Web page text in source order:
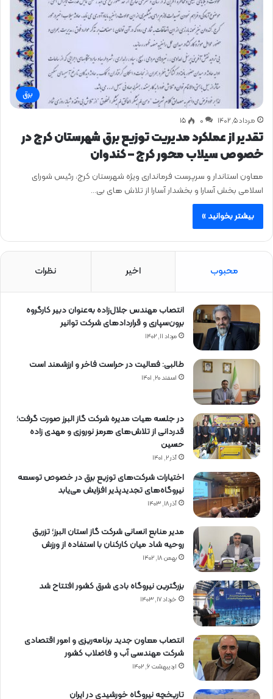
برق
مرداد ۵, ۱۴۰۲ 0 ۱۵
تقدیر از عملكرد مدیریت توزیع برق شهرستان كرج در
خصوص سیلاب محور كرج – كندوان
معاون استاندار و سرپرست فرمانداری ویژه شهرستان کرج، رئیس شورای
اسلامی بخش آسارا و بخشدار آسارا از تلاش های بی…
بیشتر بخوانید »
محبوب اخیر نظرات
انتصاب مهندس جلال‌زاده به‌عنوان دبیر كارگروه
برون‌سپاری و قراردادهای شركت توانیر
مرداد ۱۱, ۱۴۰۲
طالبی: فعالیت در حراست فاخر و ارزشمند است
اسفند ۲۰, ۱۴۰۱
در جلسه هیات مدیره شرکت گاز البرز صورت گرفت؛
قدردانی از تلاش‌های هرمز نوروزی و مهدی زاده
حسین
آذر ۲, ۱۴۰۱
اختیارات شرکت‌های توزیع برق در خصوص توسعه
نیروگاه‌های تجدیدپذیر افزایش می‌یابد
آذر ۱۸, ۱۴۰۳
مدیر منابع انسانی شرکت گاز استان البرز؛ تزریق
روحیه شاد میان کارکنان با استفاده از ورزش
بهمن ۱۸, ۱۴۰۲
بزرگترین نیروگاه بادی شرق کشور افتتاح شد
خرداد ۱۷, ۱۴۰۳
انتصاب معاون جدید برنامه‌ریزی و امور اقتصادی
شرکت مهندسی آب و فاضلاب کشور
اردیبهشت ۶, ۱۴۰۲
تاریخچه نیروگاه خورشیدی در ایران